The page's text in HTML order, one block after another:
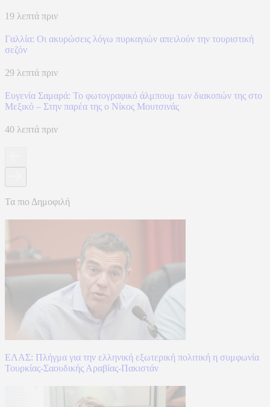
19 λεπτά πριν
Γαλλία: Οι ακυρώσεις λόγω πυρκαγιών απειλούν την τουριστική
σεζόν
29 λεπτά πριν
Ευγενία Σαμαρά: Το φωτογραφικό άλμπουμ των διακοπών της στο
Μεξικό – Στην παρέα της ο Νίκος Μουτσινάς
40 λεπτά πριν
Τα πιο Δημοφιλή
ΕΛΑΣ: Πλήγμα για την ελληνική εξωτερική πολιτική η συμφωνία
Τουρκίας-Σαουδικής Αραβίας-Πακιστάν